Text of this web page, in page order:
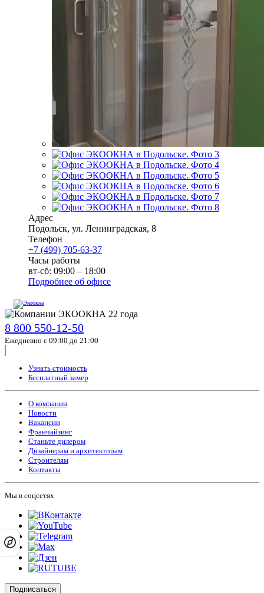
Адрес
Подольск, ул. Ленинградская, 8
Телефон
+7 (499) 705-63-37
Часы работы
вт-сб: 09:00 – 18:00
Подробнее об офисе
8 800 550-12-50
Ежедневно с 09:00 до 21:00
Узнать стоимость
Бесплатный замер
О компании
Новости
Вакансии
Франчайзинг
Станьте дилером
Дизайнерам и архитекторам
Строителям
Контакты
Мы в соцсетях
Подписаться